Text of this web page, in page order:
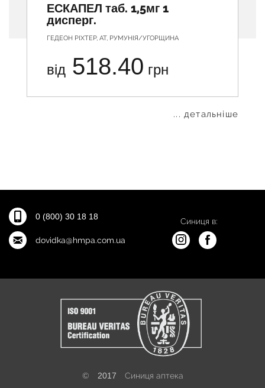
ЕСКАПЕЛ таб. 1,5мг 1
дисперг.
ГЕДЕОН РІХТЕР, АТ, РУМУНІЯ/УГОРЩИНА
від 518.40 грн
... детальніше
0 (800) 30 18 18
dovidka@hmpa.com.ua
Синиця в:
© 2017 Синиця аптека